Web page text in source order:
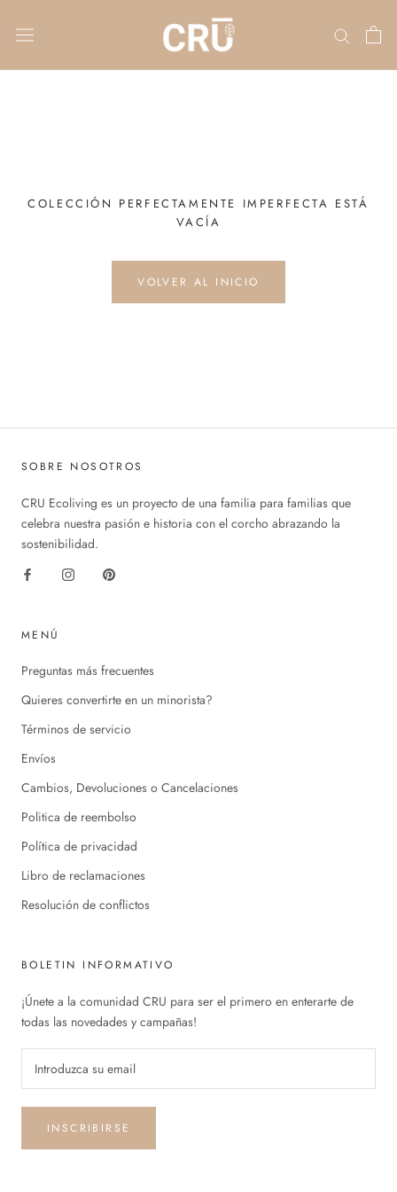
COLECCIÓN PERFECTAMENTE IMPERFECTA ESTÁ
VACÍA
VOLVER AL INICIO
SOBRE NOSOTROS
CRU Ecoliving es un proyecto de una familia para familias que
celebra nuestra pasión e historia con el corcho abrazando la
sostenibilidad.
MENÚ
Preguntas más frecuentes
Quieres convertirte en un minorista?
Términos de servicio
Envíos
Cambios, Devoluciones o Cancelaciones
Politica de reembolso
Política de privacidad
Libro de reclamaciones
Resolución de conflictos
BOLETIN INFORMATIVO
¡Únete a la comunidad CRU para ser el primero en enterarte de
todas las novedades y campañas!
INSCRIBIRSE